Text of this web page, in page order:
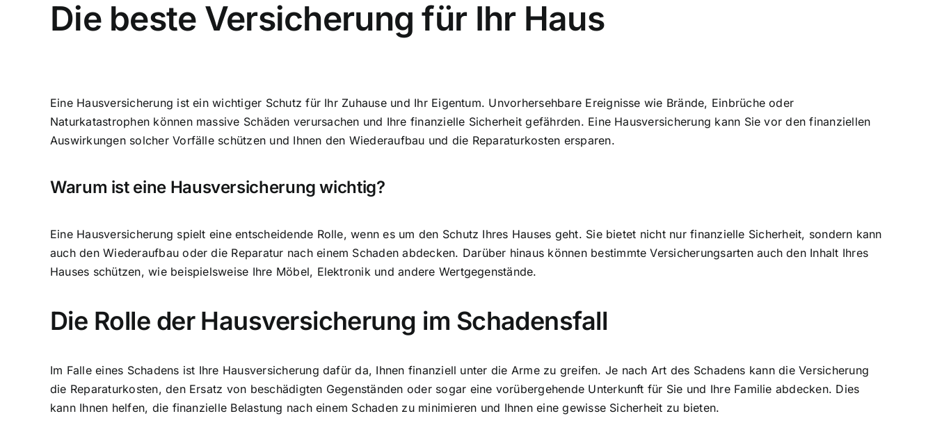
Die beste Versicherung für Ihr Haus
Eine Hausversicherung ist ein wichtiger Schutz für Ihr Zuhause und Ihr Eigentum. Unvorhersehbare Ereignisse wie Brände, Einbrüche oder
Naturkatastrophen können massive Schäden verursachen und Ihre finanzielle Sicherheit gefährden. Eine Hausversicherung kann Sie vor den finanziellen
Auswirkungen solcher Vorfälle schützen und Ihnen den Wiederaufbau und die Reparaturkosten ersparen.
Warum ist eine Hausversicherung wichtig?
Eine Hausversicherung spielt eine entscheidende Rolle, wenn es um den Schutz Ihres Hauses geht. Sie bietet nicht nur finanzielle Sicherheit, sondern kann
auch den Wiederaufbau oder die Reparatur nach einem Schaden abdecken. Darüber hinaus können bestimmte Versicherungsarten auch den Inhalt Ihres
Hauses schützen, wie beispielsweise Ihre Möbel, Elektronik und andere Wertgegenstände.
Die Rolle der Hausversicherung im Schadensfall
Im Falle eines Schadens ist Ihre Hausversicherung dafür da, Ihnen finanziell unter die Arme zu greifen. Je nach Art des Schadens kann die Versicherung
die Reparaturkosten, den Ersatz von beschädigten Gegenständen oder sogar eine vorübergehende Unterkunft für Sie und Ihre Familie abdecken. Dies
kann Ihnen helfen, die finanzielle Belastung nach einem Schaden zu minimieren und Ihnen eine gewisse Sicherheit zu bieten.